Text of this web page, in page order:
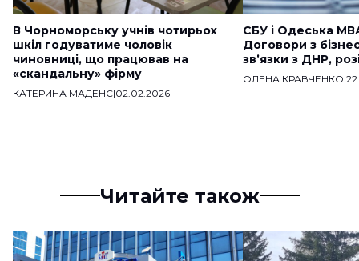
В Чорноморську учнів чотирьох
шкіл годуватиме чоловік
чиновниці, що працював на
«скандальну» фірму
КАТЕРИНА МАДЕНС|02.02.2026
СБУ і Одеська
Договори з
звʼязки з ДНР,
ОЛЕНА КРАВЧЕНКО|
Читайте також